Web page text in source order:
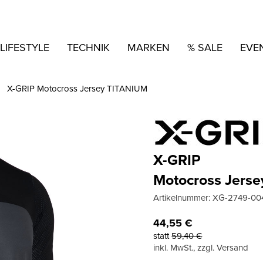
LIFESTYLE TECHNIK MARKEN % SALE
X-GRIP Motocross Jersey TITANIUM
X-GRIP
Motocross
Artikelnummer:XG-2749-
44,55€
statt59,40€
inkl. MwSt., zzgl. Versand